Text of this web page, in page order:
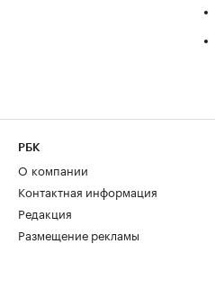
РБК
О компании
Контактная информация
Редакция
Размещение рекламы